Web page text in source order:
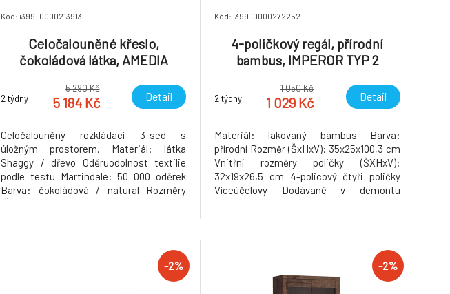
Kód: i399_0000213913
Celočalouněné křeslo,
čokoládová látka, AMEDIA
2 týdny
5 290 Kč
5 184 Kč Detail
Celočalouněný rozkládací 3-sed s
úložným prostorem. Materiál: látka
Shaggy / dřevo Oděruodolnost textilie
podle testu Martindale: 50 000 oděrek
Barva: čokoládová / natural Rozměry
Kód: i399_0000272252
4-poličkový regál, přírodní
bambus, IMPEROR TYP 2
2 týdny
1 050 Kč
1 029 Kč Detail
Materiál: lakovaný bambus Barva:
přírodní Rozměr (ŠxHxV): 35x25x100,3 cm
Vnitřní rozměry poličky (ŠXHxV):
32x19x26,5 cm 4-policový čtyři poličky
Víceúčelový Dodávané v demontu
-2% -2%